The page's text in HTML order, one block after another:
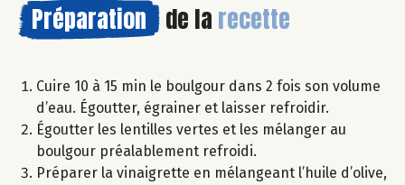
Préparation de la recette
Cuire 10 à 15 min le boulgour dans 2 fois son volume
d’eau. Égoutter, égrainer et laisser refroidir.
Égoutter les lentilles vertes et les mélanger au
boulgour préalablement refroidi.
Préparer la vinaigrette en mélangeant l’huile d’olive,